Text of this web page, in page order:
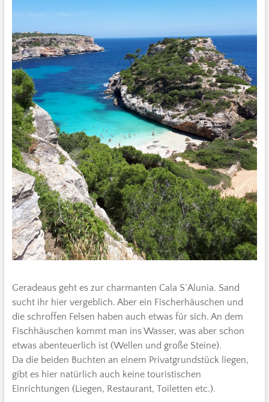
Geradeaus geht es zur charmanten Cala S´Alunia. Sand
sucht ihr hier vergeblich. Aber ein Fischerhäuschen und
die schroffen Felsen haben auch etwas für sich. An dem
Fischhäuschen kommt man ins Wasser, was aber schon
etwas abenteuerlich ist (Wellen und große Steine).
Da die beiden Buchten an einem Privatgrundstück liegen,
gibt es hier natürlich auch keine touristischen
Einrichtungen (Liegen, Restaurant, Toiletten etc.).